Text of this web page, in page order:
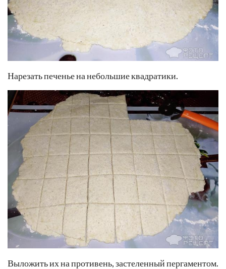
Нарезать печенье на небольшие квадратики.
Выложить их на противень, застеленный пергаментом.